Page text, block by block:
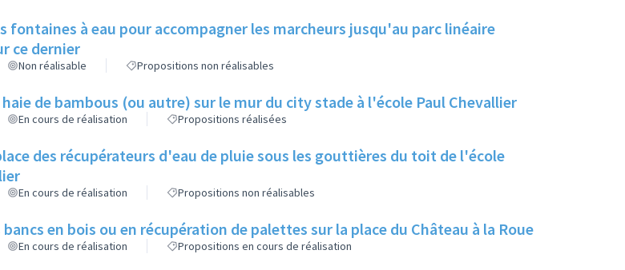
fontaines à eau pour accompagner les marcheurs jusqu'au parc linéaire
ce dernier
Non réalisable Propositions non réalisables
de bambous (ou autre) sur le mur du city stade à l'école Paul Chevallier
En cours de réalisation Propositions réalisées
des récupérateurs d'eau de pluie sous les gouttières du toit de l'école
En cours de réalisation Propositions non réalisables
en bois ou en récupération de palettes sur la place du Château à la Roue
En cours de réalisation Propositions en cours de réalisation